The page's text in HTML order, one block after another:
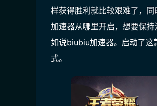
样获得胜利就比较艰难了，
加速器从哪里开启，想要保
如说biubiu加速器。启动了这
式。